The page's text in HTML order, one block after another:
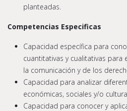
planteadas.
Competencias Especificas
Capacidad específica para
cuantitativas y cualitativas para
la comunicación y de los
Capacidad para analizar
económicas, sociales y/o
Capacidad para conocer y